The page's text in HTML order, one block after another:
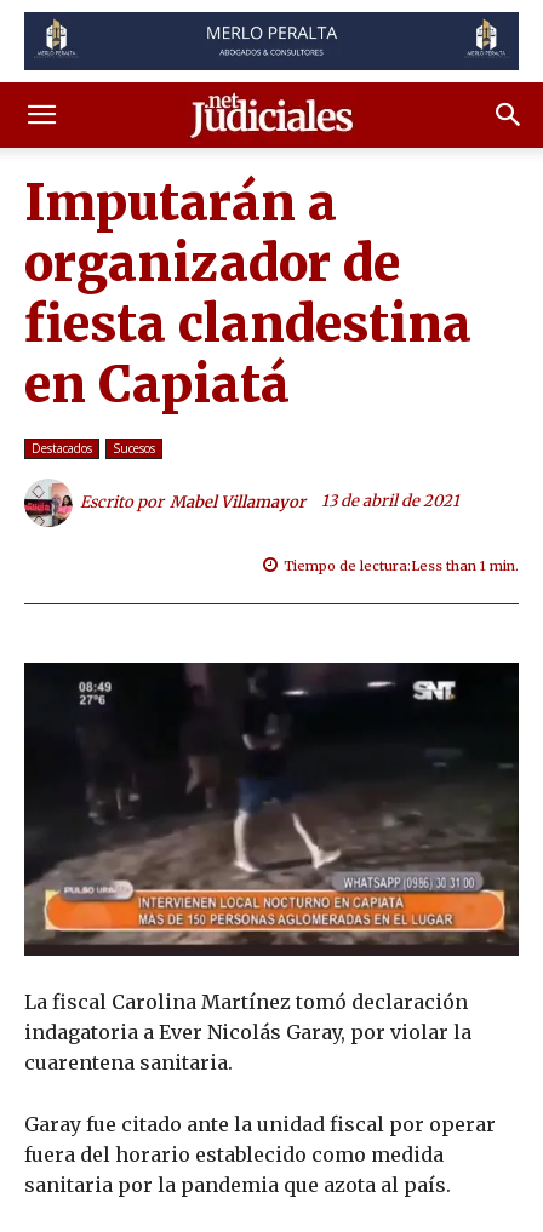
Imputarán a
organizador de
fiesta clandestina
en Capiatá
Destacados Sucesos
Escrito por Mabel Villamayor 13 de abril de 2021
Tiempo de lectura:Less than 1 min.
La fiscal Carolina Martínez tomó declaración
indagatoria a Ever Nicolás Garay, por violar la
cuarentena sanitaria.
Garay fue citado ante la unidad fiscal por operar
fuera del horario establecido como medida
sanitaria por la pandemia que azota al país.